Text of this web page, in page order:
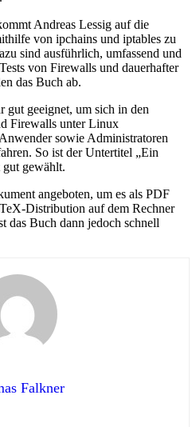
Andreas Lessig auf die
von ipchains und iptables zu
sind ausführlich, umfassend und
von Firewalls und dauerhafter
das Buch ab.
gut geeignet, um sich in den
Firewalls unter Linux
sowie Administratoren
So ist der Untertitel „Ein
gut gewählt.
angeboten, um es als PDF
Distribution auf dem Rechner
das Buch dann jedoch schnell
Falkner